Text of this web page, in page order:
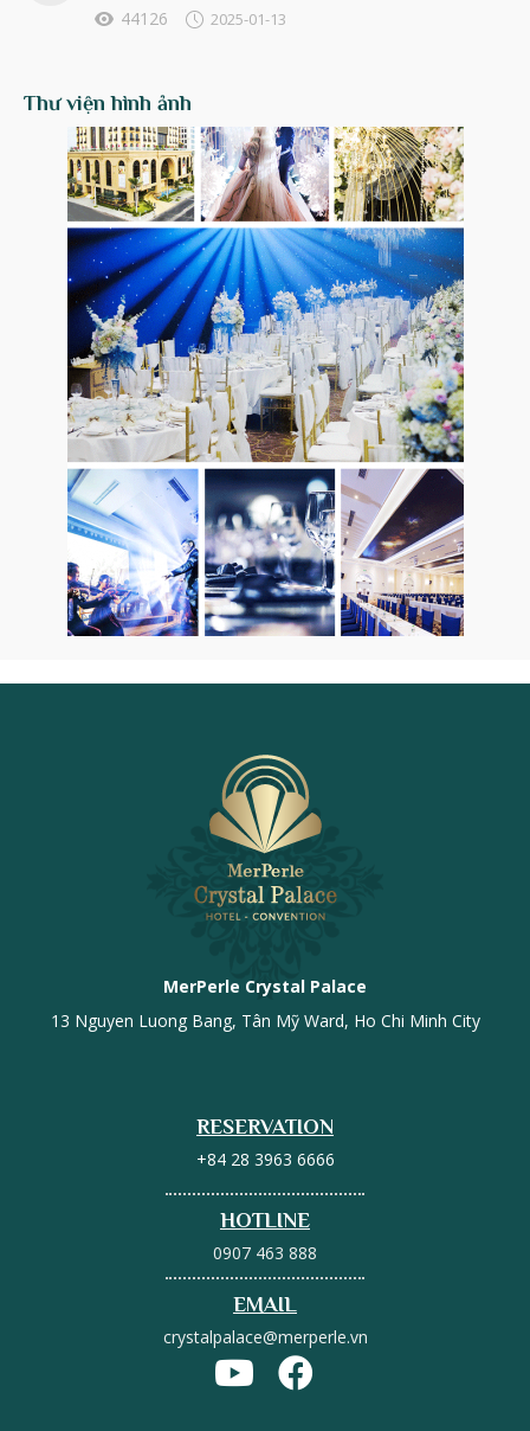
44126
2025-01-13
Thư viện hình ảnh
MerPerle Crystal Palace
13 Nguyen Luong Bang, Tân Mỹ Ward, Ho Chi Minh City
RESERVATION
+84 28 3963 6666
HOTLINE
0907 463 888
EMAIL
crystalpalace@merperle.vn